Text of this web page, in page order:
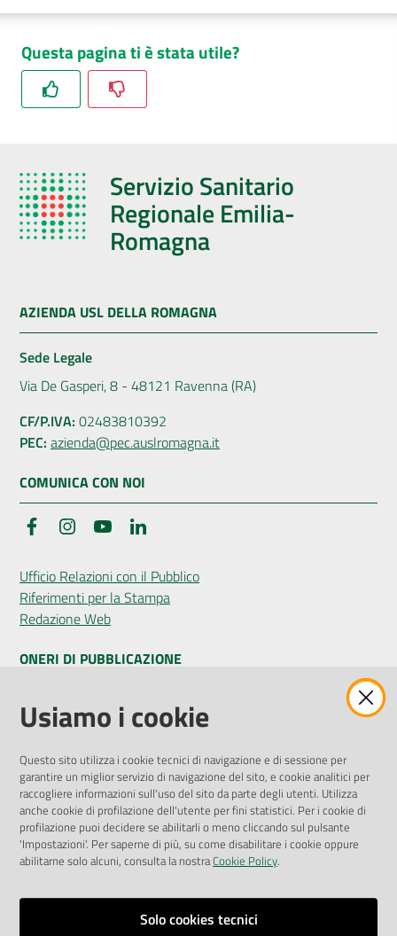
Questa pagina ti è stata utile?
Servizio Sanitario
Regionale Emilia-
Romagna
AZIENDA USL DELLA ROMAGNA
Sede Legale
Via De Gasperi, 8 - 48121 Ravenna (RA)
CF/P.IVA: 02483810392
PEC: azienda@pec.auslromagna.it
COMUNICA CON NOI
FacebookInstagramYouTube
Ufficio Relazioni con il Pubblico
Riferimenti per la Stampa
Redazione Web
ONERI DI PUBBLICAZIONE
Amministrazione Trasparente
Pubblicità legale
Privacy Policy
Attuazione Misure PNRR
Liste di Attesa
ENTI, IMPRESE E PARTNER
Fatturazione Elettronica
Usiamo i cookie
Questo sito utilizza i cookie tecnici di navigazione e di sessione per
garantire un miglior servizio di navigazione del sito, e cookie analitici per
raccogliere informazioni sull'uso del sito da parte degli utenti. Utilizza
anche cookie di profilazione dell'utente per fini statistici. Per i cookie di
profilazione puoi decidere se abilitarli o meno cliccando sul pulsante
'Impostazioni'. Per saperne di più, su come disabilitare i cookie oppure
abilitarne solo alcuni, consulta la nostraCookie Policy.
Solo cookies tecnici